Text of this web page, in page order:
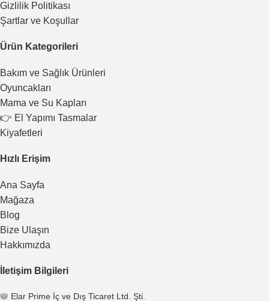
Gizlilik Politikası
Şartlar ve Koşullar
Ürün Kategorileri
Bakım ve Sağlık Ürünleri
Oyuncakları
Mama ve Su Kapları
👉 El Yapımı Tasmalar
Kiyafetleri
Hızlı Erişim
Ana Sayfa
Mağaza
Blog
Bize Ulaşın
Hakkımızda
İletişim Bilgileri
📛 Elar Prime İç ve Dış Ticaret Ltd. Şti.